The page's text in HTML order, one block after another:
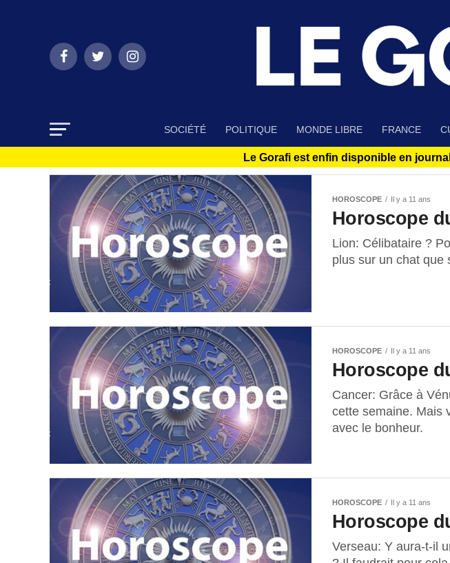
SOCIÉTÉ POLITIQUE MONDE LIBRE FRANCE
Le Gorafi est enfin disponible en
HOROSCOPE Il y a 11 ans
Horoscope
Lion: Célibataire ?
plus sur un chat que
HOROSCOPE Il y a 11 ans
Horoscope
Cancer: Grâce à
cette semaine. Mais
avec le bonheur.
HOROSCOPE Il y a 11 ans
Horoscope
Verseau: Y aura-t-il